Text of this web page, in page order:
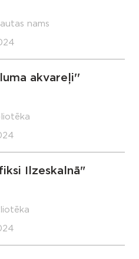
nams
akvareļi''
Ilzeskalnā"